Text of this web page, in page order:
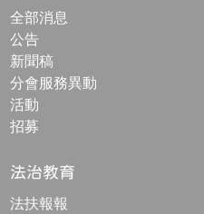
全部消息
公告
新聞稿
分會服務異動
活動
招募
法治教育
法扶報報